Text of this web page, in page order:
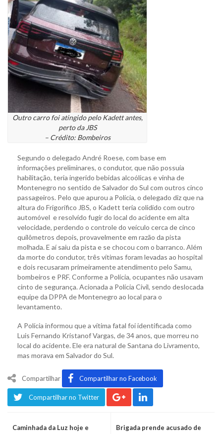
Outro carro foi atingido pelo Kadett antes,
perto da JBS
– Crédito: Bombeiros
Segundo o delegado André Roese, com base em
informações preliminares, o condutor, que não possuía
habilitação, teria ingerido bebidas alcoólicas e vinha de
Montenegro no sentido de Salvador do Sul com outros cinco
passageiros. Pelo que apurou a Polícia, o delegado diz que na
altura do Frigorífico JBS, o Kadett teria colidido com outro
automóvel e resolvido fugir do local do acidente em alta
velocidade, perdendo o controle do veículo cerca de cinco
quilômetros depois, provavelmente em razão da pista
molhada. E aí saiu da pista e se chocou com o barranco. Além
da morte do condutor, três vítimas foram levadas ao hospital
e dois recusaram primeiramente atendimento pelo Samu,
bombeiros e PRF. Conforme a Polícia, ocupantes não usavam
cinto de segurança. Acionada a Polícia Civil, sendo deslocada
equipe da DPPA de Montenegro ao local para o
levantamento.
A Polícia informou que a vítima fatal foi identificada como
Luis Fernando Kristanof Vargas, de 34 anos, que morreu no
local do acidente. Ele era natural de Santana do Livramento,
mas morava em Salvador do Sul.
Compartilhar Compartilhar no Facebook
Compartilhar no Twitter
Caminhada da Luz hoje e
Brigada prende acusado de